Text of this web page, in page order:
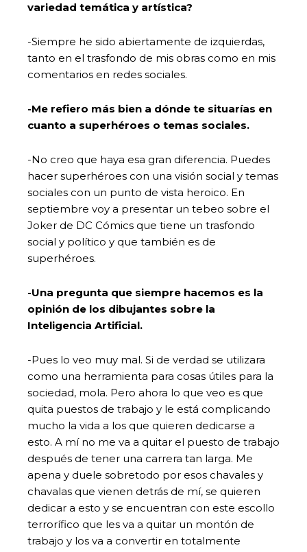
variedad temática y artística?
-Siempre he sido abiertamente de izquierdas,
tanto en el trasfondo de mis obras como en mis
comentarios en redes sociales.
-Me refiero más bien a dónde te situarías en
cuanto a superhéroes o temas sociales.
-No creo que haya esa gran diferencia. Puedes
hacer superhéroes con una visión social y temas
sociales con un punto de vista heroico. En
septiembre voy a presentar un tebeo sobre el
Joker de DC Cómics que tiene un trasfondo
social y político y que también es de
superhéroes.
-Una pregunta que siempre hacemos es la
opinión de los dibujantes sobre la
Inteligencia Artificial.
-Pues lo veo muy mal. Si de verdad se utilizara
como una herramienta para cosas útiles para la
sociedad, mola. Pero ahora lo que veo es que
quita puestos de trabajo y le está complicando
mucho la vida a los que quieren dedicarse a
esto. A mí no me va a quitar el puesto de trabajo
después de tener una carrera tan larga. Me
apena y duele sobretodo por esos chavales y
chavalas que vienen detrás de mí, se quieren
dedicar a esto y se encuentran con este escollo
terrorífico que les va a quitar un montón de
trabajo y los va a convertir en totalmente